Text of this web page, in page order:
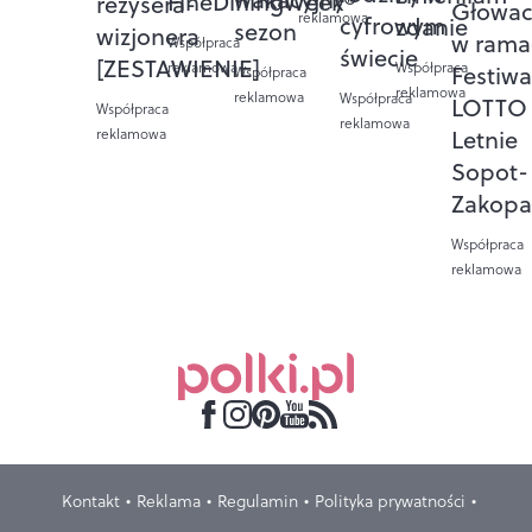
wizjonera
[ZESTAWIENIE]
Współpraca
reklamowa
Współpraca
reklamowa
sezon
Współpraca
reklamowa
reklamowacyfrowym
świecie
Współpraca
reklamowa
zdanie
Współpraca
reklamowa
w
Letnie
Sopot-
Współpraca
reklamowa
Kontakt Reklama Regulamin
Polityka prywatności